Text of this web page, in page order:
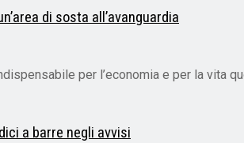
di sosta all’avanguardia
per l’economia e per la vita
a barre negli avvisi